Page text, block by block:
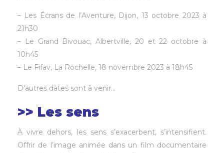
– Les Écrans de l’Aventure, Dijon, 13 octobre 2023 à
21h30
– Le Grand Bivouac, Albertville, 20 et 22 octobre à
10h45
– Le Fifav, La Rochelle, 18 novembre 2023 à 18h45
D'autres dates sont à venir...
>> Les sens
À vivre dehors, les sens s’exacerbent, s’intensifient.
Offrir de l’image animée dans un film documentaire